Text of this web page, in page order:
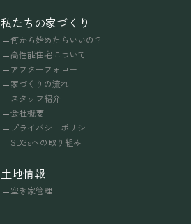
私たちの家づくり
何から始めたらいいの？
高性能住宅について
アフターフォロー
家づくりの流れ
スタッフ紹介
会社概要
プライバシーポリシー
SDGsへの取り組み
土地情報
空き家管理